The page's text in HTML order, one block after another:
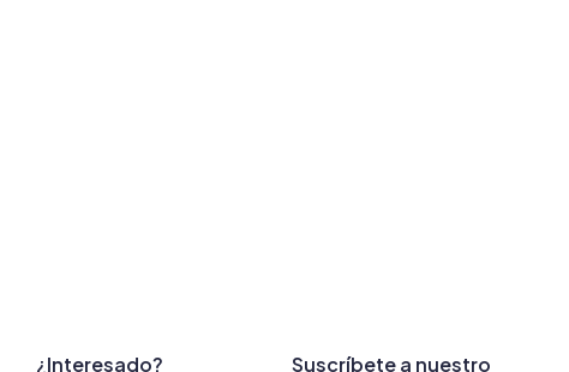
¿Interesado? Suscríbete a nuestro